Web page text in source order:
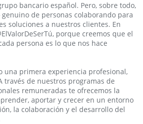
bancario español. Pero, sobre todo,
de personas colaborando para
soluciones a nuestros clientes. En
porque creemos que el
persona es lo que nos hace
una primera experiencia profesional,
través de nuestros programas de
remuneradas te ofrecemos la
aportar y crecer en un entorno
la colaboración y el desarrollo del